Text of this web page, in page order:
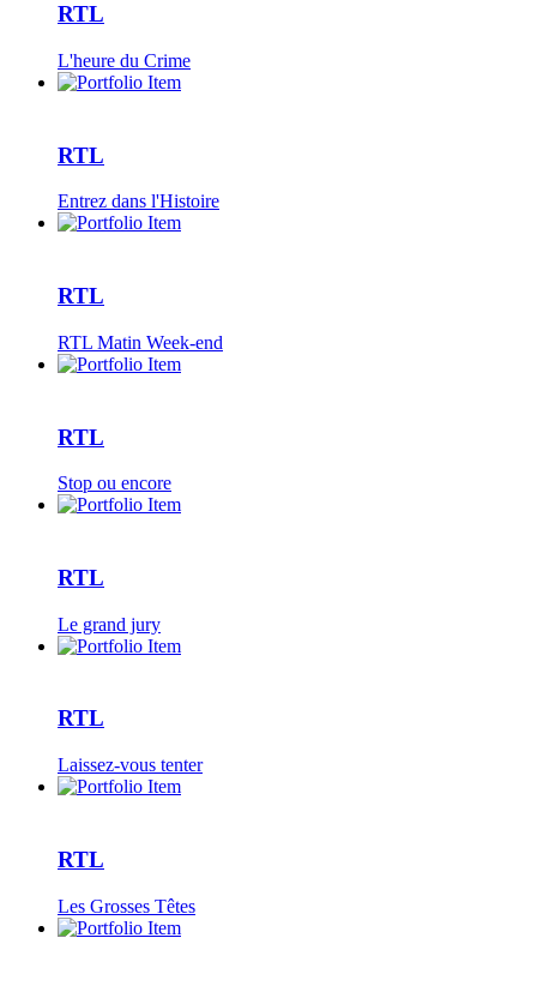
RTL
L'heure du Crime
RTL
Entrez dans l'Histoire
RTL
RTL Matin Week-end
RTL
Stop ou encore
RTL
Le grand jury
RTL
Laissez-vous tenter
RTL
Les Grosses Têtes